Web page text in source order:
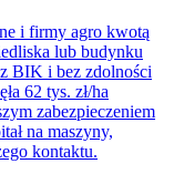
i firmy agro kwotą
lub budynku
BIK i bez zdolności
62 tys. zł/ha
zabezpieczeniem
na maszyny,
kontaktu.